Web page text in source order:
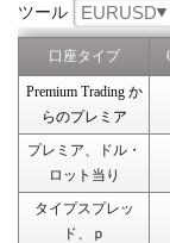
ツール EURUSD
口座タイプ
Premium Trading か
らのプレミア
プレミア、ドル・
ロット当り
タイプスプレッ
ド、ｐ